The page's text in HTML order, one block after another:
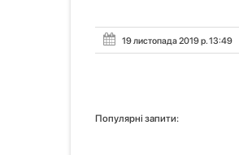
19 листопада 2019 р. 13:49
Популярні запити: